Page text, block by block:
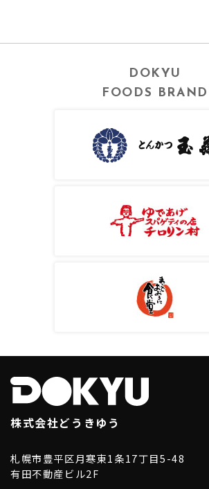
DOKYU
FOODS BRAND
株式会社どうきゆう
札幌市豊平区月寒東1条17丁目5-48
有田不動産ビル2F